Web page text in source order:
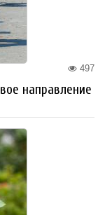
497
направление